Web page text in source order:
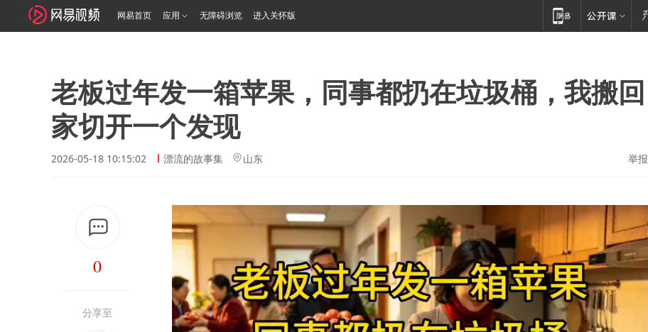
网易首页 应用 无障碍浏览 进入关怀版
老板过年发一箱苹果，同事都扔在垃圾桶，我搬回
家切开一个发现
2026-05-18 10:15:02 漂流的故事集 山东 举报
0
分享至